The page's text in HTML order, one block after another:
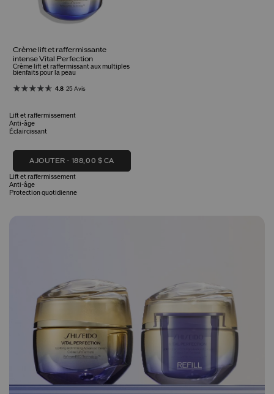
Crème lift et raffermissante
intense Vital Perfection
Crème lift et raffermissant aux multiples
bienfaits pour la peau
4.8 25 Avis
Lift et raffermissement
Anti-âge
Éclaircissant
AJOUTER 188,00 $ CA
Lift et raffermissement
Anti-âge
Protection quotidienne